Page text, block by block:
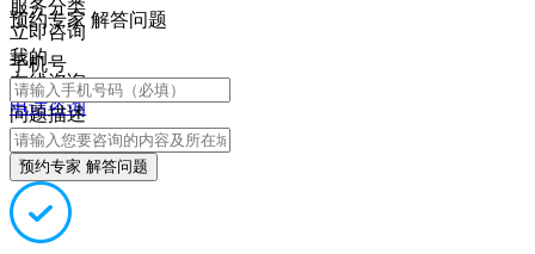
服务分类
立即咨询
我的
在线咨询
电话咨询
预约专家 解答问题
手机号
问题描述
预约专家 解答问题